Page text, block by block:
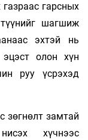
гарсных
шагшиж
эхтэй нь
олон хүн
руу үсрэхэд
зөгнөлт замтай
хүчнээс